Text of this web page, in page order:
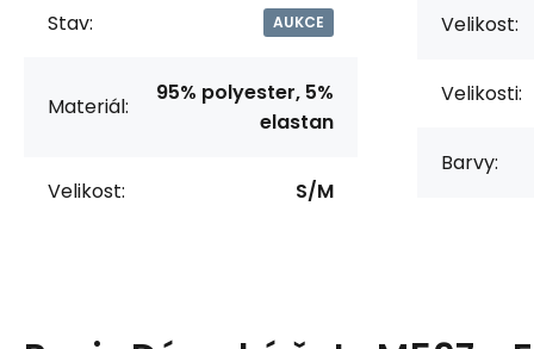
Stav: AUKCE
Materiál:
95% polyester, 5%
elastan
Velikost: S/M
Velikost:
Velikosti:
Barvy: